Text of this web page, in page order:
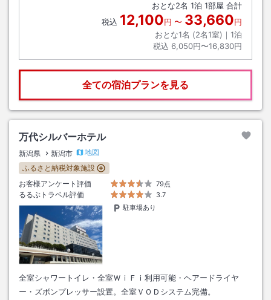
おとな2名 1泊 1部屋 合計
税込 12,100円 〜 33,660円
おとな1名 (2名1室)｜ 1泊
税込 6,050円〜16,830円
全ての宿泊プランを見る
万代シルバーホテル
新潟県 新潟市
地図
ふるさと納税対象施設
お客様アンケート評価
79点
るるぶトラベル評価
3.7
駐車場あり
全室シャワートイレ・全室ＷｉＦｉ利用可能・ヘアードライヤ
ー・ズボンプレッサー設置。全室ＶＯＤシステム完備。